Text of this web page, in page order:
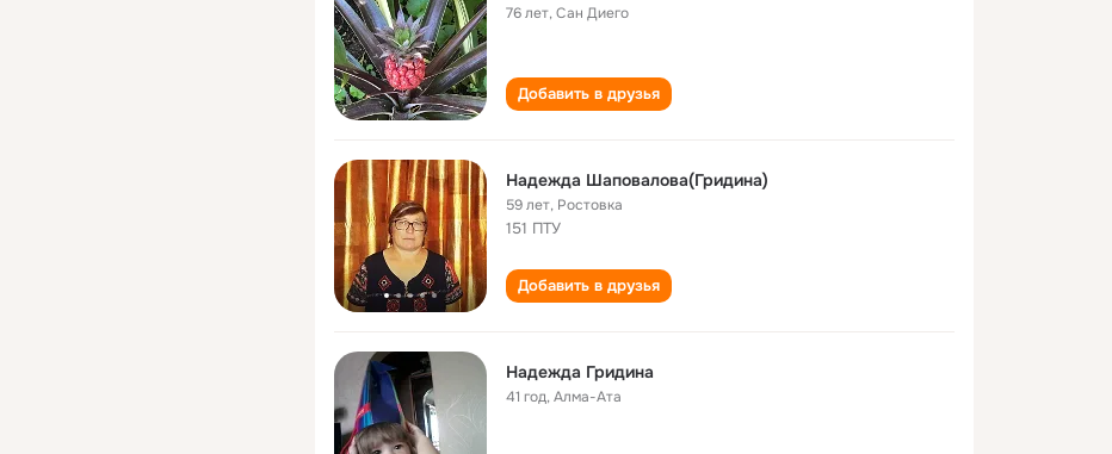
76 лет,Сан Диего
Добавить в друзья
Надежда Шаповалова(Гридина)
59 лет, Ростовка
151 ПТУ
Добавить в друзья
Надежда Гридина
41 год,Алма-Ата